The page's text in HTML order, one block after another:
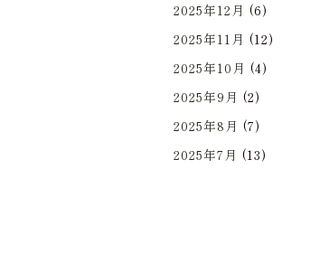
2025年12月 (6)
2025年11月 (12)
2025年10月 (4)
2025年9月 (2)
2025年8月 (7)
2025年7月 (13)